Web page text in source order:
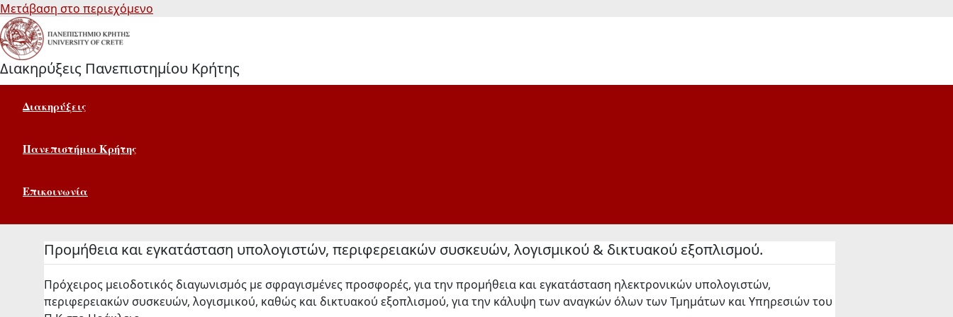
Μετάβαση στο περιεχόμενο
Διακηρύξεις Πανεπιστημίου Κρήτης
Διακηρύξεις
Πανεπιστήμιο Κρήτης
Επικοινωνία
Προμήθεια και εγκατάσταση υπολογιστών, περιφερειακών συσκευών, λογισμικού & δικτυακού εξοπλισμού.
Πρόχειρος μειοδοτικός διαγωνισμός με σφραγισμένες προσφορές, για την προμήθεια και εγκατάσταση ηλεκτρονικών υπολογιστών,
περιφερειακών συσκευών, λογισμικού, καθώς και δικτυακού εξοπλισμού, για την κάλυψη των αναγκών όλων των Τμημάτων και Υπηρεσιών του